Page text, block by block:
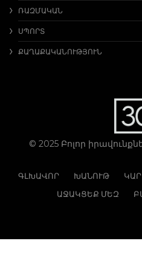
ՌԱԶՄԱԿԱՆ
ՍՊՈՐՏ
ՔԱՂԱՔԱԿԱՆՈՒԹՅՈՒՆ
© 2025 Բոլոր
ԳԼԽԱՎՈՐ ԽԱՆՈՒԹ
ԱՋԱԿՑԵՔ ՄԵԶ